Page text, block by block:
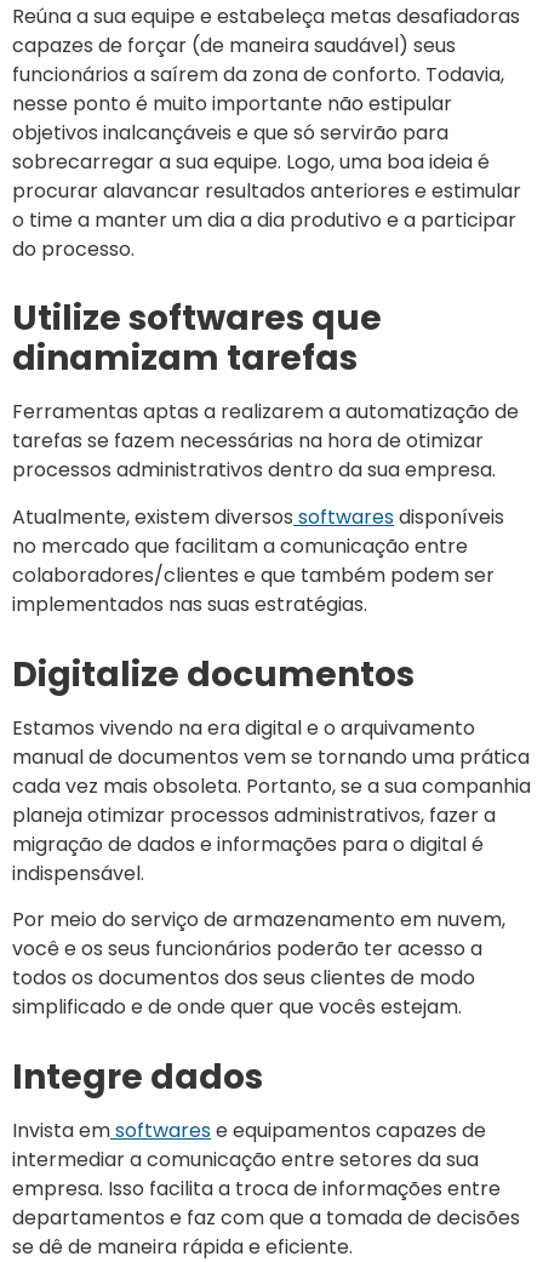
Reúna a sua equipe e estabeleça metas desafiadoras
capazes de forçar (de maneira saudável) seus
funcionários a saírem da zona de conforto. Todavia,
nesse ponto é muito importante não estipular
objetivos inalcançáveis e que só servirão para
sobrecarregar a sua equipe. Logo, uma boa ideia é
procurar alavancar resultados anteriores e estimular
o time a manter um dia a dia produtivo e a participar
do processo.
Utilize softwares que
dinamizam tarefas
Ferramentas aptas a realizarem a automatização de
tarefas se fazem necessárias na hora de otimizar
processos administrativos dentro da sua empresa.
Atualmente, existem diversos softwaresdisponíveis
no mercado que facilitam a comunicação entre
colaboradores/clientes e que também podem ser
implementados nas suas estratégias.
Digitalize documentos
Estamos vivendo na era digital e o arquivamento
manual de documentos vem se tornando uma prática
cada vez mais obsoleta. Portanto, se a sua companhia
planeja otimizar processos administrativos, fazer a
migração de dados e informações para o digital é
indispensável.
Por meio do serviço de armazenamento em nuvem,
você e os seus funcionários poderão ter acesso a
todos os documentos dos seus clientes de modo
simplificado e de onde quer que vocês estejam.
Integre dados
Invista emsoftwarese equipamentos capazes de
intermediar a comunicação entre setores da sua
empresa. Isso facilita a troca de informações entre
departamentos e faz com que a tomada de decisões
se dê de maneira rápida e eficiente.